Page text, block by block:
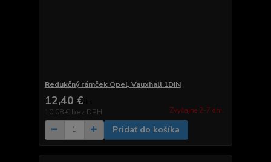
Redukčný rámček Opel, Vauxhall 1DIN
12,40 €
10,08 € bez DPH Zvyčajne 2-7 dni.
Pridať do košíka